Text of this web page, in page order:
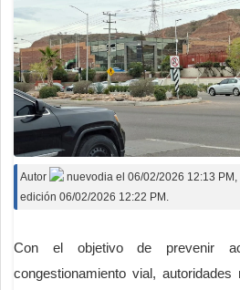
Autor nuevodia el 06/02/2026 12:13 PM
edición 06/02/2026 12:22 PM.
Con el objetivo de prevenir
congestionamiento vial,